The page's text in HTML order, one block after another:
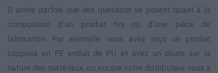
Il arrive parfois que des questions se posent quant à la
composition d’un produit fini ou d’une pièce de
fabrication. Par exemple, vous avez reçu un produit
supposé en PE enduit de PU et avez un doute sur la
nature des matériaux, ou encore votre distributeur vous a